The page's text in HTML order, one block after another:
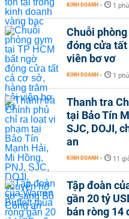
KINH DOANH - 1
Chuỗi
đóng cửa tất
viên bơ vơ
KINH DOANH - 1
Thanh tra
tại Bảo Tín
SJC, DOJI,
an
KINH DOANH - 11
Tập đoàn
gần 20 tỷ
bán ròng 14